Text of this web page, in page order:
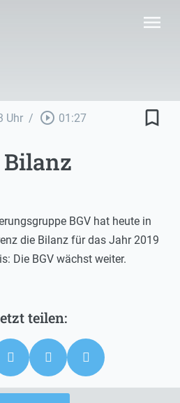
menu
Uhr / play_circle_outline 01:27 bookmark_border
Bilanz
BGV hat heute in
die Bilanz für das Jahr 2019
Die BGV wächst weiter.